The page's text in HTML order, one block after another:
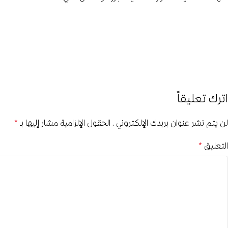
اترك تعليقاً
لن يتم نشر عنوان بريدك الإلكتروني. الحقول الإلزامية مشار إليها بـ *
التعليق *